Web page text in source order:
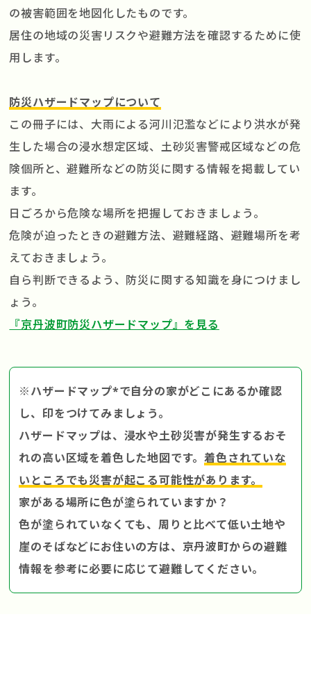
の被害範囲を地図化したものです。
居住の地域の災害リスクや避難方法を確認するために使
用します。
防災ハザードマップについて
この冊子には、大雨による河川氾濫などにより洪水が発
生した場合の浸水想定区域、土砂災害警戒区域などの危
険個所と、避難所などの防災に関する情報を掲載してい
ます。
日ごろから危険な場所を把握しておきましょう。
危険が迫ったときの避難方法、避難経路、避難場所を考
えておきましょう。
自ら判断できるよう、防災に関する知識を身につけまし
ょう。
『京丹波町防災ハザードマップ』を見る
※ハザードマップ*で自分の家がどこにあるか確認
し、印をつけてみましょう。
ハザードマップは、浸水や土砂災害が発生するおそ
れの高い区域を着色した地図です。着色されていな
いところでも災害が起こる可能性があります。
家がある場所に色が塗られていますか？
色が塗られていなくても、周りと比べて低い土地や
崖のそばなどにお住いの方は、京丹波町からの避難
情報を参考に必要に応じて避難してください。